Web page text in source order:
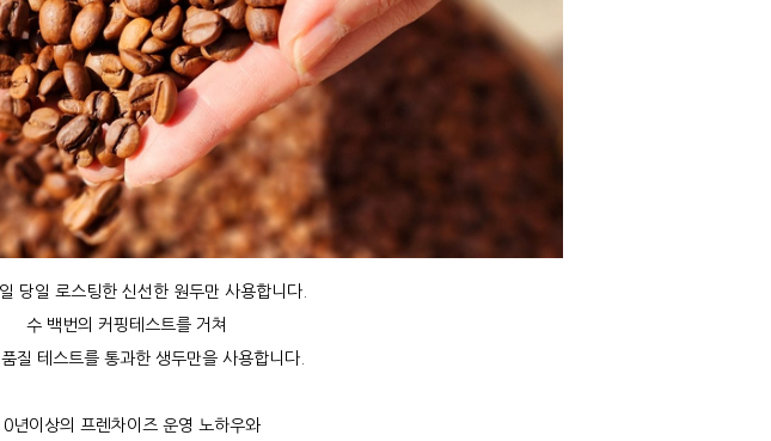
당일 로스팅한 신선한 원두만 사용합니다.
수 백번의 커핑테스트를 거쳐
질 테스트를 통과한 생두만을 사용합니다.
년이상의 프렌차이즈 운영 노하우와